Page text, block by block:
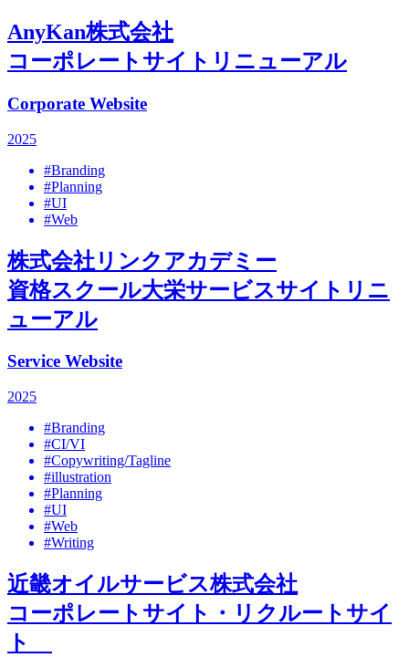
AnyKan株式会社
コーポレートサイトリニューアル
Corporate Website
2025
#Branding
#Planning
#UI
#Web
株式会社リンクアカデミー
資格スクール大栄サービスサイトリニ
ューアル
Service Website
2025
#Branding
#CI/VI
#Copywriting/Tagline
#illustration
#Planning
#UI
#Web
#Writing
近畿オイルサービス株式会社
コーポレートサイト・リクルートサイ
ト